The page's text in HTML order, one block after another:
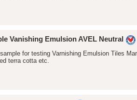
Vanishing Emulsion AVEL Neutral
for testing Varnishing Emulsion Tiles
terra cotta etc.